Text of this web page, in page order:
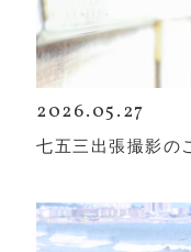
2026.05.27
七五三出張撮影の